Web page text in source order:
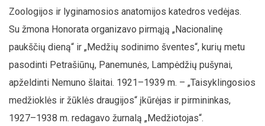
Zoologijos ir lyginamosios anatomijos katedros vedėjas.
Su žmona Honorata organizavo pirmąją „Nacionalinę
paukščių dieną“ ir „Medžių sodinimo šventes“, kurių metu
pasodinti Petrašiūnų, Panemunės, Lampėdžių pušynai,
apželdinti Nemuno šlaitai. 1921–1939 m. – „Taisyklingosios
medžioklės ir žūklės draugijos“ įkūrėjas ir pirmininkas,
1927–1938 m. redagavo žurnalą „Medžiotojas“.